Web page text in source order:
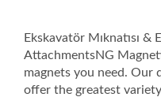
Ekskavatör Mıknatısı
AttachmentsNG
magnets you need. Our
offer the greatest